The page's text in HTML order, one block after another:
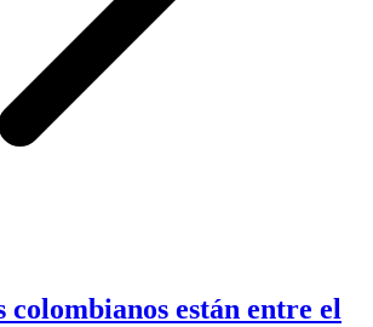
colombianos están entre el